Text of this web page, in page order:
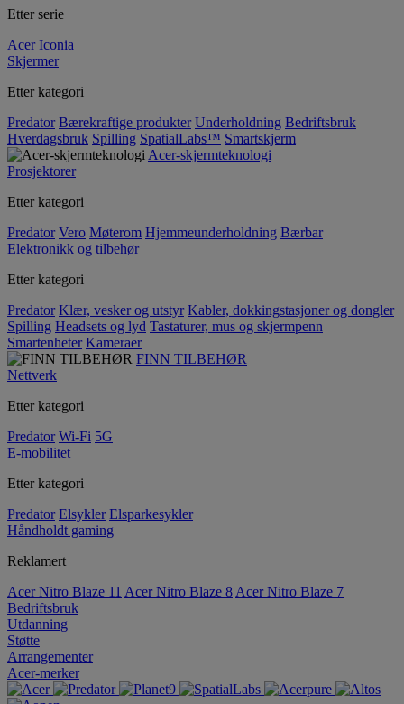
Etter serie
Acer Iconia
Skjermer
Etter kategori
Predator Bærekraftige produkter Underholdning Bedriftsbruk
Hverdagsbruk Spilling SpatialLabs™ Smartskjerm
Acer-skjermteknologi
Prosjektorer
Etter kategori
Predator Vero Møterom Hjemmeunderholdning Bærbar
Elektronikk og tilbehør
Etter kategori
Predator Klær, vesker og utstyr Kabler, dokkingstasjoner og dongler
Spilling Headsets og lyd Tastaturer, mus og skjermpenn
Smartenheter Kameraer
FINN TILBEHØR
Nettverk
Etter kategori
Predator Wi-Fi 5G
E-mobilitet
Etter kategori
Predator Elsykler Elsparkesykler
Håndholdt gaming
Reklamert
Acer Nitro Blaze 11 Acer Nitro Blaze 8 Acer Nitro Blaze 7
Bedriftsbruk
Utdanning
Støtte
Arrangementer
Acer-merker